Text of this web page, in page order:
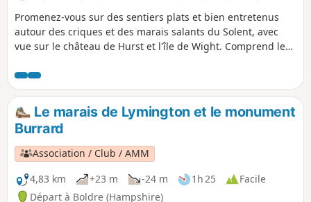
Promenez-vous sur des sentiers plats et bien entretenus
autour des criques et des marais salants du Solent, avec
vue sur le château de Hurst et l'île de Wight. Comprend les
Le marais de Lymington et le monument
Burrard
Association / Club / AMM
4,83 km
+23 m -24 m 1h 25
Facile
Départ à Boldre (Hampshire)